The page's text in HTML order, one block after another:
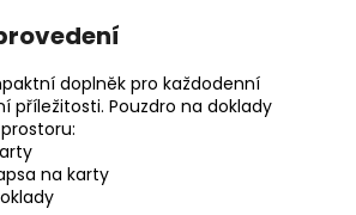
doplněk pro každodenní
příležitosti. Pouzdro na doklady
na karty